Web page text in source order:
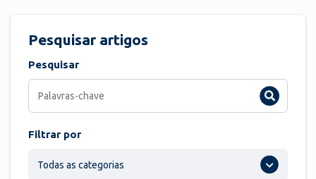
Pesquisar artigos
Pesquisar
Filtrar por
Todas as categorias